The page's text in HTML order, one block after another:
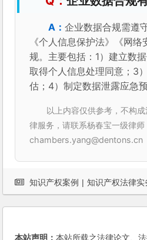
企业数据合规需遵
《个人信息保护法》《网
规。主要包括：1）建立数
取得个人信息处理同意；3
估；4）制定数据泄露应急预
以上内容仅供参考，不构
律服务，请联系杨春宝一级律师
chambers.yang@dentons.cn
知识产权案例 | 知识产权法律实
宝 | 案例
本站声明：本站所载之法律论文、